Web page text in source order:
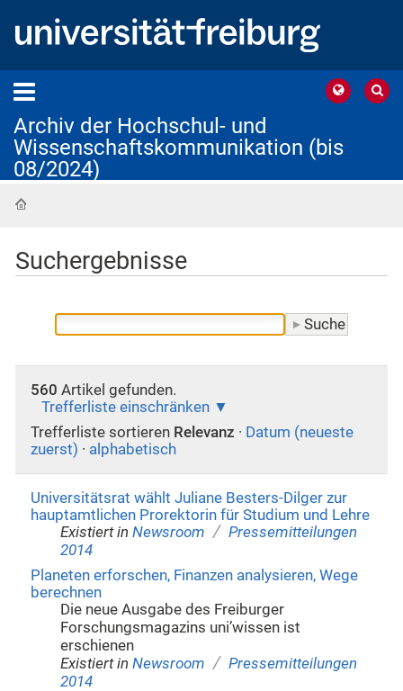
Archiv der Hochschul- und
Wissenschaftskommunikation (bis
08/2024)
Suchergebnisse
560 Artikel gefunden.
Trefferliste einschränken
Trefferliste sortieren Relevanz · Datum (neueste
zuerst) · alphabetisch
Universitätsrat wählt Juliane Besters-Dilger zur
hauptamtlichen Prorektorin für Studium und Lehre
Existiert in Newsroom / Pressemitteilungen
2014
Planeten erforschen, Finanzen analysieren, Wege
berechnen
Die neue Ausgabe des Freiburger
Forschungsmagazins uni’wissen ist
erschienen
Existiert in Newsroom / Pressemitteilungen
2014